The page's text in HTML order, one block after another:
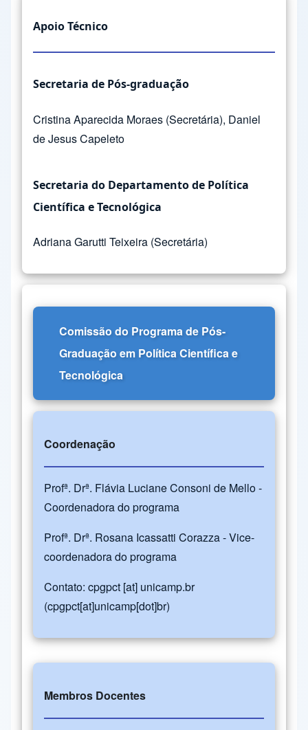
Apoio Técnico
Secretaria de Pós-graduação
Cristina Aparecida Moraes (Secretária), Daniel
de Jesus Capeleto
Secretaria do Departamento de Política
Científica e Tecnológica
Adriana Garutti Teixeira (Secretária)
Comissão do Programa de Pós-
Graduação em Política Científica e
Tecnológica
Coordenação
Profª. Drª. Flávia Luciane Consoni de Mello -
Coordenadora do programa
Profª. Drª. Rosana Icassatti Corazza - Vice-
coordenadora do programa
Contato: cpgpct [at] unicamp.br
(cpgpct[at]unicamp[dot]br)
Membros Docentes